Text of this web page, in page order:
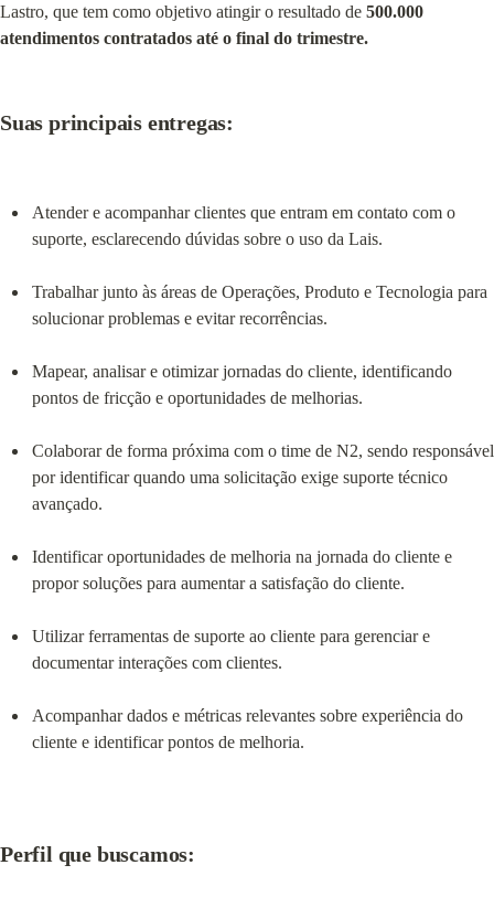
Lastro, que tem como objetivo atingir o resultado de 500.000
atendimentos contratados até o final do trimestre.
Suas principais entregas:
Atender e acompanhar clientes que entram em contato com o
suporte, esclarecendo dúvidas sobre o uso da Lais.
Trabalhar junto às áreas de Operações, Produto e Tecnologia para
solucionar problemas e evitar recorrências.
Mapear, analisar e otimizar jornadas do cliente, identificando
pontos de fricção e oportunidades de melhorias.
Colaborar de forma próxima com o time de N2, sendo responsável
por identificar quando uma solicitação exige suporte técnico
avançado.
Identificar oportunidades de melhoria na jornada do cliente e
propor soluções para aumentar a satisfação do cliente.
Utilizar ferramentas de suporte ao cliente para gerenciar e
documentar interações com clientes.
Acompanhar dados e métricas relevantes sobre experiência do
cliente e identificar pontos de melhoria.
Perfil que buscamos: